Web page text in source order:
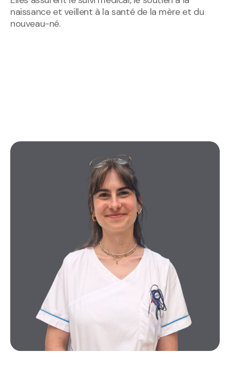
naissance et veillent à la santé de la mère et du
nouveau-né.